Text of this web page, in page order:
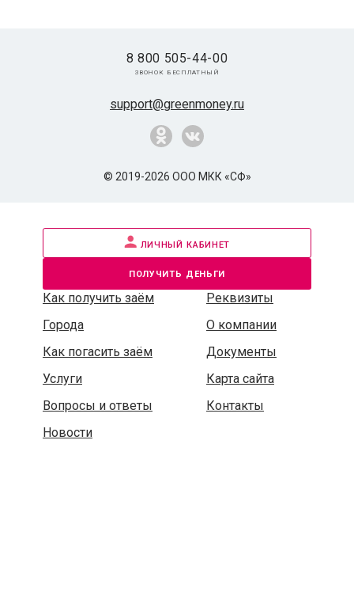
© 2019-2026 ООО МКК «СФ»
support@greenmoney.ru
8 800 505-44-00
звонок бесплатный
личный кабинет
получить деньги
Как получить заём
Реквизиты
Города
О компании
Как погасить заём
Документы
Услуги
Карта сайта
Вопросы и ответы
Контакты
Новости